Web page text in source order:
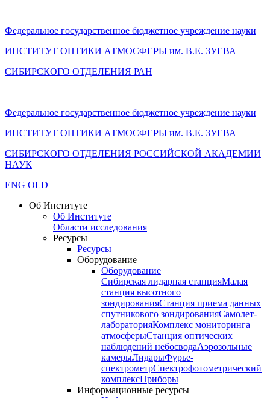
Федеральное государственное бюджетное учреждение науки
ИНСТИТУТ ОПТИКИ АТМОСФЕРЫ им. В.Е. ЗУЕВА
СИБИРСКОГО ОТДЕЛЕНИЯ РАН
Федеральное государственное бюджетное учреждение науки
ИНСТИТУТ ОПТИКИ АТМОСФЕРЫ им. В.Е. ЗУЕВА
СИБИРСКОГО ОТДЕЛЕНИЯ РОССИЙСКОЙ АКАДЕМИИ
НАУК
ENG OLD
Об Институте
Об Институте
Области исследования
Ресурсы
Ресурсы
Оборудование
Оборудование
Сибирская лидарная станцияМалая
станция высотного
зондированияСтанция приема данных
спутникового зондированияСамолет-
лабораторияКомплекс мониторинга
атмосферыСтанция оптических
наблюдений небосводаАэрозольные
камерыЛидарыФурье-
спектрометрСпектрофотометрический
комплексПриборы
Информационные ресурсы